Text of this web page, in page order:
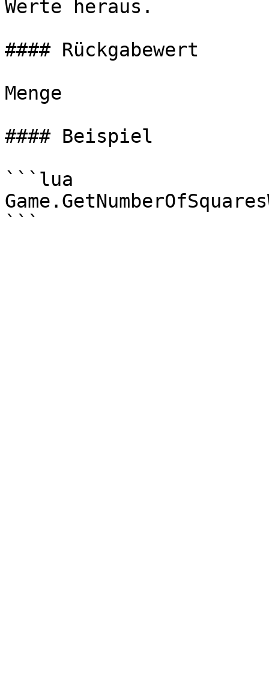
Werte heraus.
#### Rückgabewert
Menge
#### Beispiel
```lua